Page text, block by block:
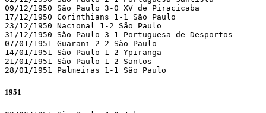
09/12/1950 São Paulo 3-0 XV de Piracicaba
17/12/1950 Corinthians 1-1 São Paulo
23/12/1950 Nacional 1-2 São Paulo
31/12/1950 São Paulo 3-1 Portuguesa de Desportos
07/01/1951 Guarani 2-2 São Paulo
14/01/1951 São Paulo 1-2 Ypiranga
21/01/1951 São Paulo 1-2 Santos
28/01/1951 Palmeiras 1-1 São Paulo
1951